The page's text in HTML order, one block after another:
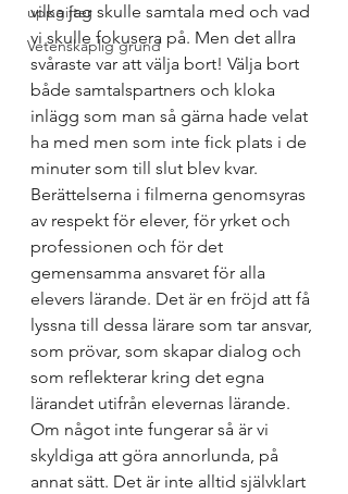
uppgifter
Vetenskaplig grund
vilka jag skulle samtala med och vad
vi skulle fokusera på. Men det allra
svåraste var att välja bort! Välja bort
både samtalspartners och kloka
inlägg som man så gärna hade velat
ha med men som inte fick plats i de
minuter som till slut blev kvar.
Berättelserna i filmerna genomsyras
av respekt för elever, för yrket och
professionen och för det
gemensamma ansvaret för alla
elevers lärande. Det är en fröjd att få
lyssna till dessa lärare som tar ansvar,
som prövar, som skapar dialog och
som reflekterar kring det egna
lärandet utifrån elevernas lärande.
Om något inte fungerar så är vi
skyldiga att göra annorlunda, på
annat sätt. Det är inte alltid självklart